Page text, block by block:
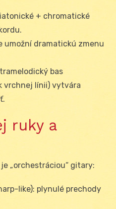
+ chromatické
umožní dramatickú zmenu
bas
vrchnej línii) vytvára
ruky a
„orchestráciou“ gitary:
like): plynulé prechody